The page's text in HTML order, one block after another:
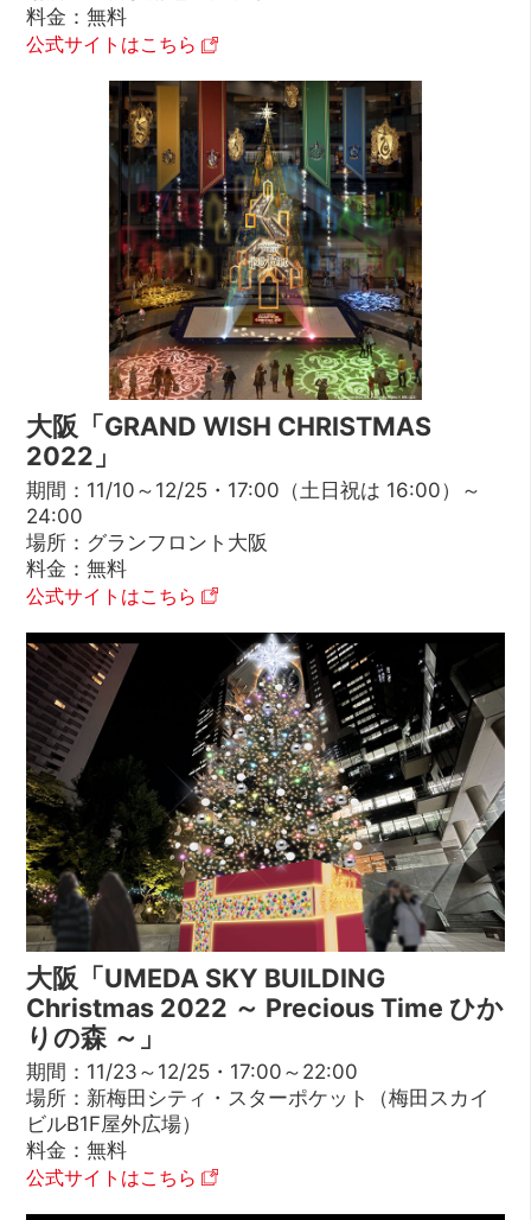
料金：無料
公式サイトはこちら
大阪「GRAND WISH CHRISTMAS
2022」
期間：11/10～12/25・17:00（土日祝は 16:00）～
24:00
場所：グランフロント大阪
料金：無料
公式サイトはこちら
大阪「UMEDA SKY BUILDING
Christmas 2022 ～ Precious Time ひか
りの森 ～」
期間：11/23～12/25・17:00～22:00
場所：新梅田シティ・スターポケット（梅田スカイ
ビルB1F屋外広場）
料金：無料
公式サイトはこちら